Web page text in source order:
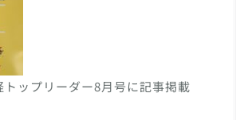
トップリーダー8月号に記事掲載